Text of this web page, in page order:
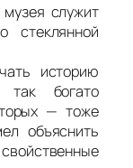
служит
стеклянной
историю
так богато
— тоже
объяснить